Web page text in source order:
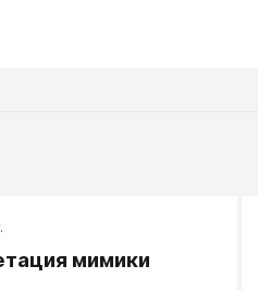
мимики